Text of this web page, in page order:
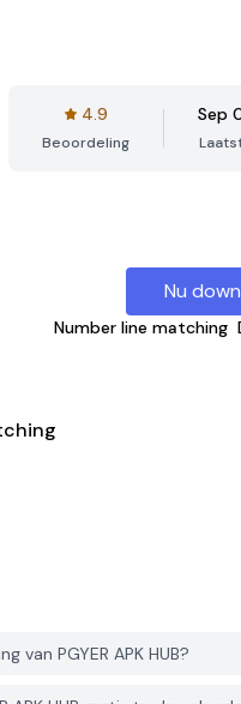
4.9
Beoordeling
Sep
Nu
Number line matching
van PGYER APK HUB?